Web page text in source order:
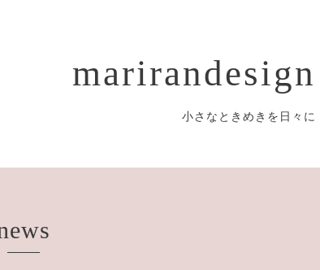
marirandesign
小さなときめきを日々に